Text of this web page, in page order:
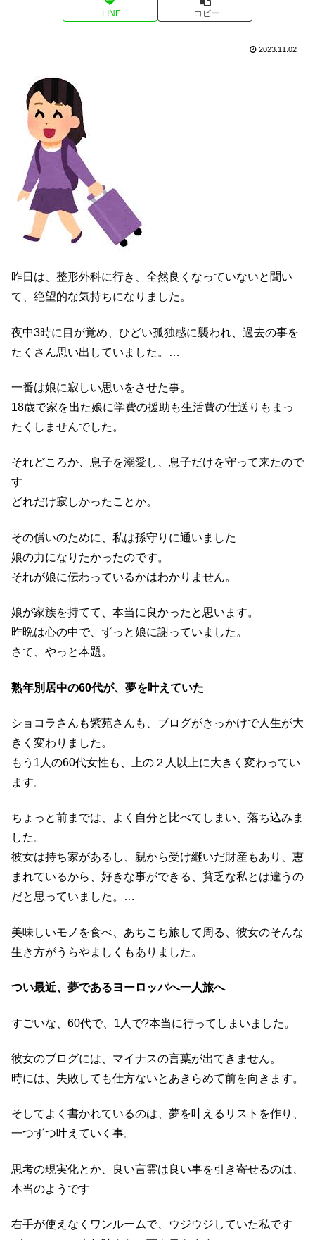
LINE コピー
2023.11.02
昨日は、整形外科に行き、全然良くなっていないと聞い
て、絶望的な気持ちになりました。
夜中3時に目が覚め、ひどい孤独感に襲われ、過去の事を
たくさん思い出していました。…
一番は娘に寂しい思いをさせた事。
18歳で家を出た娘に学費の援助も生活費の仕送りもまっ
たくしませんでした。
それどころか、息子を溺愛し、息子だけを守って来たので
す
どれだけ寂しかったことか。
その償いのために、私は孫守りに通いました
娘の力になりたかったのです。
それが娘に伝わっているかはわかりません。
娘が家族を持てて、本当に良かったと思います。
昨晩は心の中で、ずっと娘に謝っていました。
さて、やっと本題。
熟年別居中の60代が、夢を叶えていた
ショコラさんも紫苑さんも、ブログがきっかけで人生が大
きく変わりました。
もう1人の60代女性も、上の２人以上に大きく変わってい
ます。
ちょっと前までは、よく自分と比べてしまい、落ち込みま
した。
彼女は持ち家があるし、親から受け継いだ財産もあり、恵
まれているから、好きな事ができる、貧乏な私とは違うの
だと思っていました。…
美味しいモノを食べ、あちこち旅して周る、彼女のそんな
生き方がうらやましくもありました。
つい最近、夢であるヨーロッパへ一人旅へ
すごいな、60代で、1人で?本当に行ってしまいました。
彼女のブログには、マイナスの言葉が出てきません。
時には、失敗しても仕方ないとあきらめて前を向きます。
そしてよく書かれているのは、夢を叶えるリストを作り、
一つずつ叶えていく事。
思考の現実化とか、良い言霊は良い事を引き寄せるのは、
本当のようです
右手が使えなくワンルームで、ウジウジしていた私です